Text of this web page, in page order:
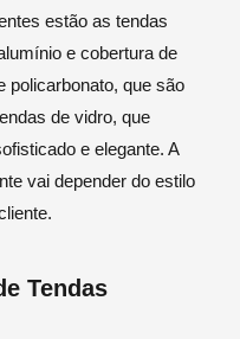
estão as tendas
e cobertura de
policarbonato, que são
de vidro, que
e elegante. A
vai depender do estilo
Tendas